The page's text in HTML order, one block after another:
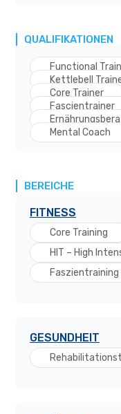
QUALIFIKATIONEN
Functional
Kettlebell
Core Trainer
Fascientrainer
Mental Coach
BEREICHE
FITNESS
Core Training
HIT – High
Faszientraining
GESUNDHEIT